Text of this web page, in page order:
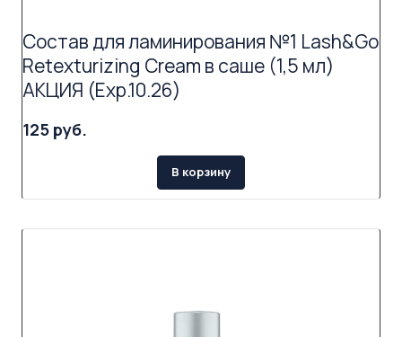
Состав для ламинирования №1 Lash&Go
Retexturizing Cream в саше (1,5 мл)
АКЦИЯ (Exp.10.26)
125 руб.
В корзину